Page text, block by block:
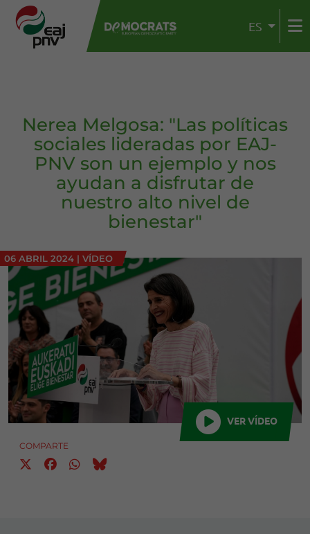
ES
Nerea Melgosa: "Las políticas
sociales lideradas por EAJ-
PNV son un ejemplo y nos
ayudan a disfrutar de
nuestro alto nivel de
bienestar"
06 ABRIL 2024 | VÍDEO
VER VÍDEO
COMPARTE